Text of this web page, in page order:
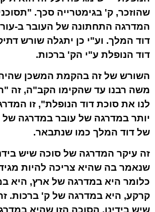
שהוזכר, ק' בגימטרייה סכך.
המדרגה התחתונה של העובר ב-
דוד המלך. וע"י כן יתגלה שורש
דוד הנופלת ע"י הק' ברכות.
השורש של זה בהקמת המשכן שהיה
משה רבנו עד שהקימו הקב"ה, זה
לנו את סוכת דוד הנופלת", זו
יותר במדרגה של עובר במדרגה של
של דוד המלך כמו שנתבאר.
זה עיקר המדרגה של סוכה שיש
שנאמר בה שהיא צריכה להיות
כלומר היא במדרגה של ארץ, היא
קרקע, היא במדרגה של ק' ברכות.
שיש בידינו. הסוכה הזו שהיא